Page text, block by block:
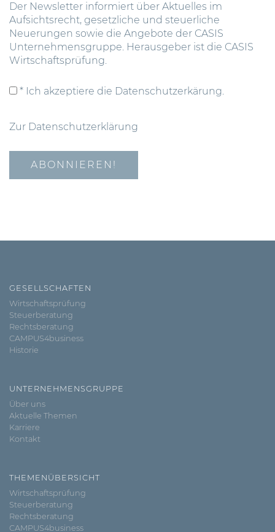
Der Newsletter informiert über Aktuelles im
Aufsichtsrecht, gesetzliche und steuerliche
Neuerungen sowie die Angebote der CASIS
Unternehmensgruppe. Herausgeber ist die CASIS
Wirtschaftsprüfung.
* Ich akzeptiere die Datenschutzerkärung.
Zur Datenschutzerklärung
GESELLSCHAFTEN
Wirtschaftsprüfung
Steuerberatung
Rechtsberatung
CAMPUS4business
Historie
UNTERNEHMENSGRUPPE
Über uns
Aktuelle Themen
Karriere
Kontakt
THEMENÜBERSICHT
Wirtschaftsprüfung
Steuerberatung
Rechtsberatung
CAMPUS4business